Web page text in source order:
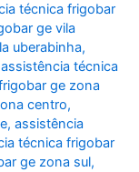
técnica frigobar
ge vila
uberabinha,
assistência técnica
ge zona
centro,
,assistência
técnica frigobar
ge zona sul,